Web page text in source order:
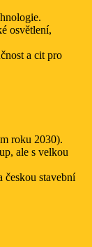
osvětlení,
a cit pro
roku 2030).
ale s velkou
českou stavební